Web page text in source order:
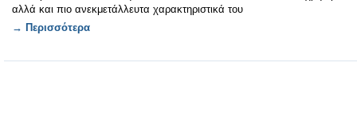
αλλά και πιο ανεκμετάλλευτα χαρακτηριστικά του
→ Περισσότερα